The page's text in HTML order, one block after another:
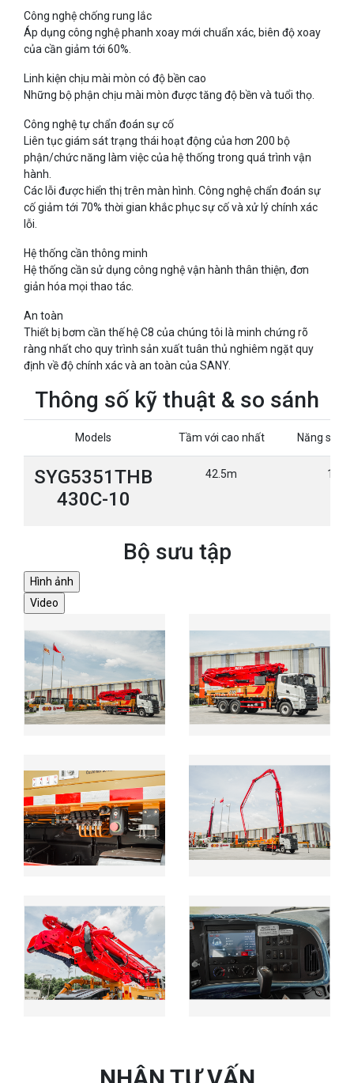
Công nghệ chống rung lắc
Áp dụng công nghệ phanh xoay mới chuẩn xác, biên độ xoay
của cần giảm tới 60%.
Linh kiện chịu mài mòn có độ bền cao
Những bộ phận chịu mài mòn được tăng độ bền và tuổi thọ.
Công nghệ tự chẩn đoán sự cố
Liên tục giám sát trạng thái hoạt động của hơn 200 bộ
phận/chức năng làm việc của hệ thống trong quá trình vận
hành.
Các lỗi được hiển thị trên màn hình. Công nghệ chẩn đoán sự
cố giảm tới 70% thời gian khắc phục sự cố và xử lý chính xác
lỗi.
Hệ thống cần thông minh
Hệ thống cần sử dụng công nghệ vận hành thân thiện, đơn
giản hóa mọi thao tác.
An toàn
Thiết bị bơm cần thế hệ C8 của chúng tôi là minh chứng rõ
ràng nhất cho quy trình sản xuất tuân thủ nghiêm ngặt quy
định về độ chính xác và an toàn của SANY.
Thông số kỹ thuật & so sánh
Models Tầm với cao nhất Năng suất
SYG5351THB
430C-10
42.5m
Bộ sưu tập
Hình ảnh
Video